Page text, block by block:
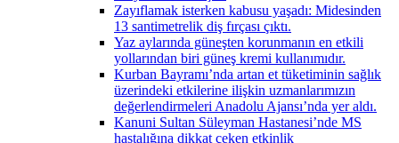
Zayıflamak isterken kabusu yaşadı: Midesinden
13 santimetrelik diş fırçası çıktı.
Yaz aylarında güneşten korunmanın en etkili
yollarından biri güneş kremi kullanımıdır.
Kurban Bayramı’nda artan et tüketiminin sağlık
üzerindeki etkilerine ilişkin uzmanlarımızın
değerlendirmeleri Anadolu Ajansı’nda yer aldı.
Kanuni Sultan Süleyman Hastanesi’nde MS
hastalığına dikkat çeken etkinlik